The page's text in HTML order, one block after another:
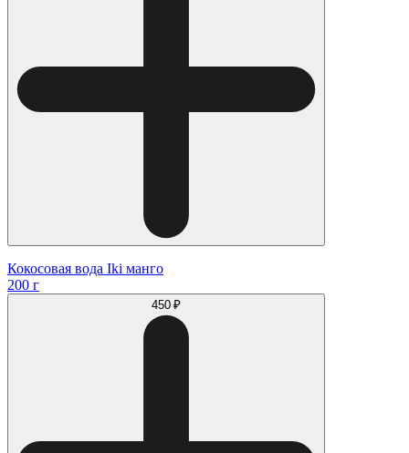
Кокосовая вода Iki манго
200 г
450 ₽